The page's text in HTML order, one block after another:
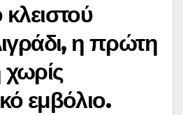
η πρώτη
εμβόλιο.